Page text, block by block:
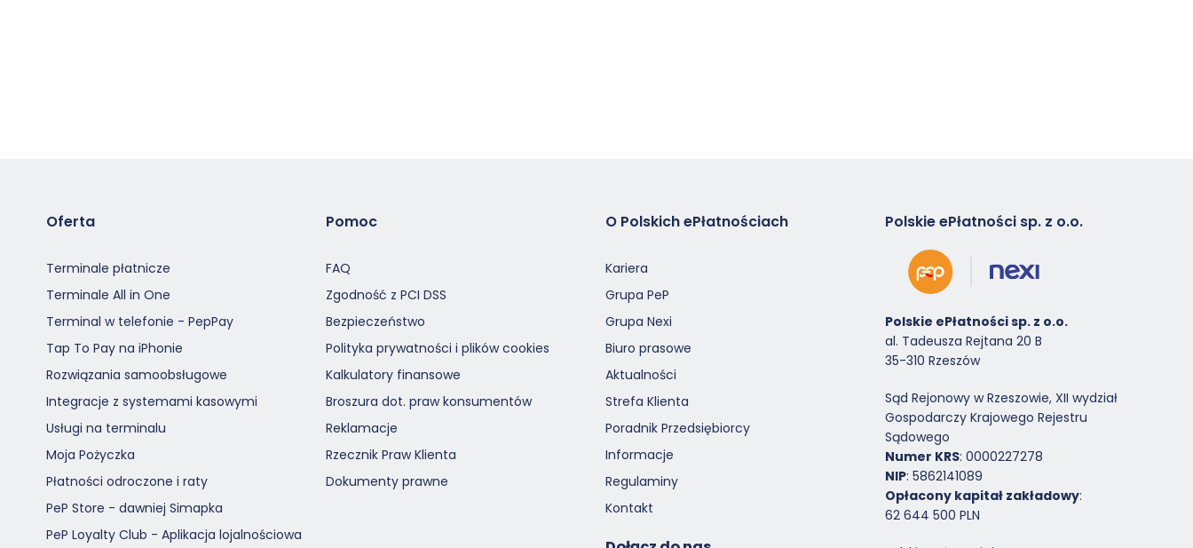
Oferta
Terminale płatnicze
Terminale All in One
Terminal w telefonie - PepPay
Tap To Pay na iPhonie
Rozwiązania samoobsługowe
Integracje z systemami kasowymi
Usługi na terminalu
Moja Pożyczka
Płatności odroczone i raty
PeP Store - dawniej Simapka
PeP Loyalty Club - Aplikacja lojalnościowa
Pomoc
FAQ
Zgodność z PCI DSS
Bezpieczeństwo
Polityka prywatności i plików cookies
Kalkulatory finansowe
Broszura dot. praw konsumentów
Reklamacje
Rzecznik Praw Klienta
Dokumenty prawne
O Polskich ePłatnościach
Kariera
Grupa PeP
Grupa Nexi
Biuro prasowe
Aktualności
Strefa Klienta
Poradnik Przedsiębiorcy
Informacje
Regulaminy
Kontakt
Polskie ePłatności sp. z o.o.
Polskie ePłatności sp. z o.o.
al. Tadeusza Rejtana 20 B
35-310 Rzeszów
Sąd Rejonowy w Rzeszowie, XII wydział
Gospodarczy Krajowego Rejestru
Sądowego
Numer KRS: 0000227278
NIP: 5862141089
Opłacony kapitał zakładowy:
62 644 500 PLN